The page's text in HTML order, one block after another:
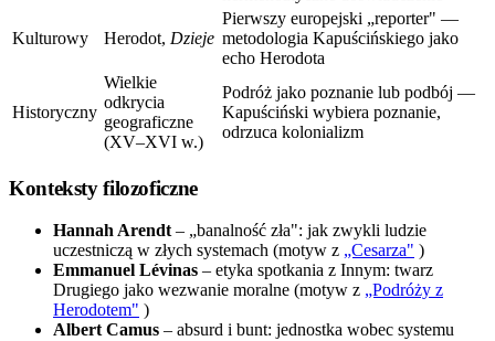
Kulturowy Herodot, Dzieje
Pierwszy europejski „reporter" —
metodologia Kapuścińskiego jako
echo Herodota
Historyczny
Wielkie
odkrycia
geograficzne
(XV–XVI w.)
Podróż jako poznanie lub podbój —
Kapuściński wybiera poznanie,
odrzuca kolonializm
Konteksty filozoficzne
Hannah Arendt – „banalność zła": jak zwykli ludzie
uczestniczą w złych systemach (motyw z „Cesarza" )
Emmanuel Lévinas – etyka spotkania z Innym: twarz
Drugiego jako wezwanie moralne (motyw z „Podróży z
Herodotem" )
Albert Camus – absurd i bunt: jednostka wobec systemu